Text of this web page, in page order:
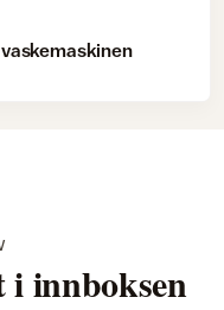
innboksen